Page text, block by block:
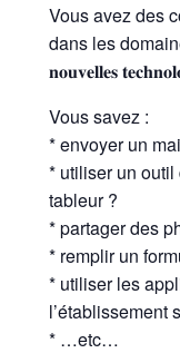
Vous avez des
dans les
𝐧𝐨𝐮𝐯𝐞𝐥𝐥𝐞𝐬
Vous savez :
* envoyer un
* utiliser un outil
tableur ?
* partager des
* remplir un
* utiliser les
l’établissement
* …etc…